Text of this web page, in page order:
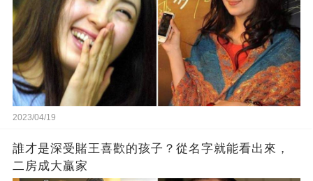
2023/04/19
誰才是深受賭王喜歡的孩子？從名字就能看出來，
二房成大贏家